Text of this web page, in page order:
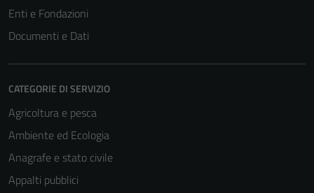
Enti e Fondazioni
Documenti e Dati
CATEGORIE DI SERVIZIO
Agricoltura e pesca
Ambiente ed Ecologia
Anagrafe e stato civile
Appalti pubblici